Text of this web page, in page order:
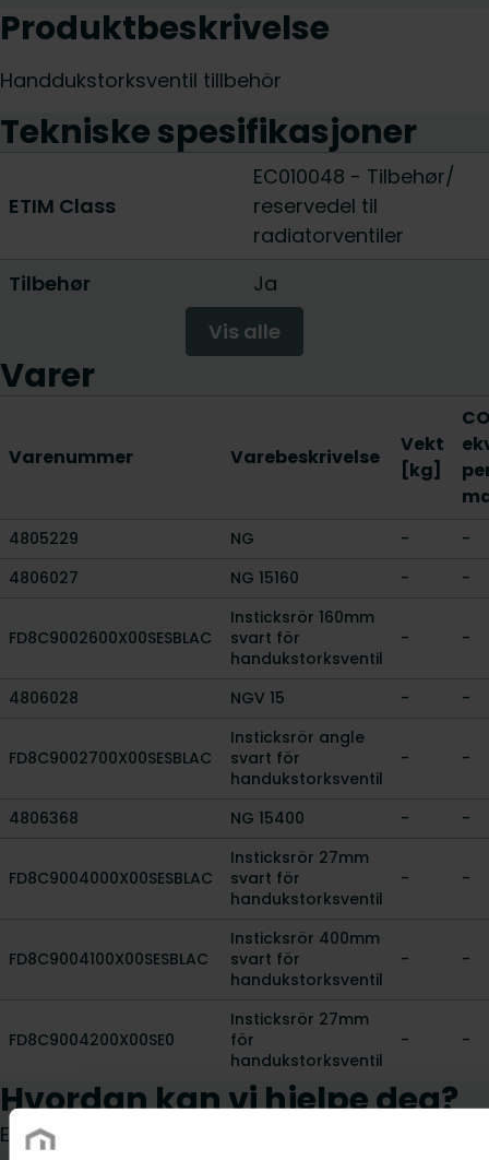
Produktbeskrivelse
Handdukstorksventil tillbehör
Tekniske spesifikasjoner
ETIM Class
EC010048 - Tilbehør/
reservedel til
radiatorventiler
Tilbehør
Ja
Vis alle
Varer
Varenummer Varebeskrivelse
Vekt
[kg]
4805229 NG -
-
4806027
NG 15160 - -
FD8C9002600X00SESBLAC
Insticksrör 160mm
svart för
handukstorksventil
- -
4806028 NGV 15 - -
FD8C9002700X00SESBLAC
Insticksrör angle
svart för
handukstorksventil
- -
4806368 NG 15400 - -
FD8C9004000X00SESBLAC
Insticksrör 27mm
svart för
handukstorksventil
- -
FD8C9004100X00SESBLAC
Insticksrör 400mm
svart för
handukstorksventil
- -
FD8C9004200X00SE0
Insticksrör 27mm
för
handukstorksventil
- -
Hvordan kan vi hjelpe deg?
Enten du er konsulent, installatør, arkitekt, grossist